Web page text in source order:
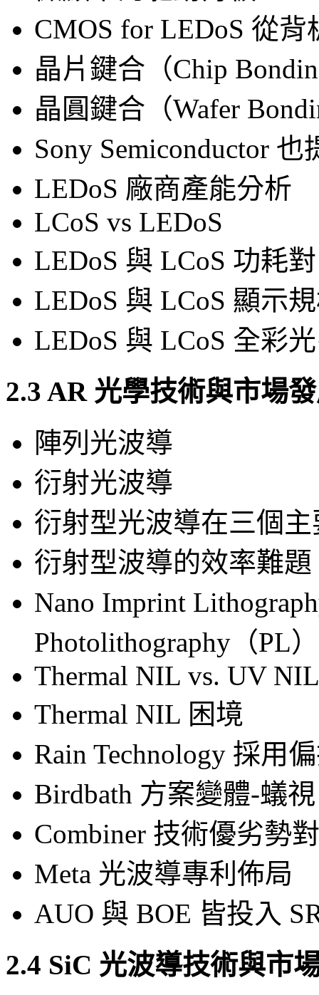
CMOS for LEDoS 從
晶片鍵合（Chip
晶圓鍵合（Wafer
Sony Semiconductor
LEDoS 廠商產能分析
LCoS vs LEDoS
LEDoS 與 LCoS 功耗
LEDoS 與 LCoS 顯示
LEDoS 與 LCoS 全彩
2.3 AR 光學技術與市場
陣列光波導
衍射光波導
衍射型光波導在三個
衍射型波導的效率難題
Nano Imprint
Photolithography（PL）
Thermal NIL vs. UV NIL
Thermal NIL 困境
Rain Technology 採用
Birdbath 方案變體-蟻
Combiner 技術優劣勢
Meta 光波導專利佈局
AUO 與 BOE 皆投入
2.4 SiC 光波導技術與市